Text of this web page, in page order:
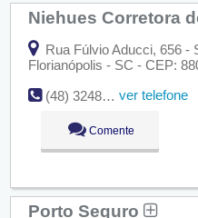
Niehues Corretora
Rua Fúlvio Aducci, 656 -
Florianópolis - SC - CEP:
(48) 3248-1009
ver telefone
Comente
Porto Seguro